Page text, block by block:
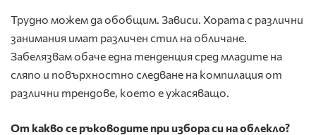
Трудно можем да обобщим. Зависи. Хората с различни
занимания имат различен стил на обличане.
Забелязвам обаче една тенденция сред младите на
сляпо и повърхностно следване на компилация от
различни трендове, което е ужасяващо.
От какво се ръководите при избора си на облекло?